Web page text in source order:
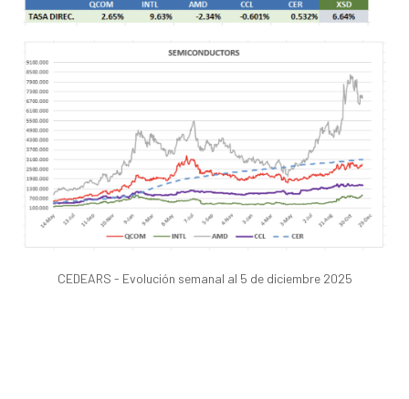
CEDEARS - Evolución semanal al 5 de diciembre 2025